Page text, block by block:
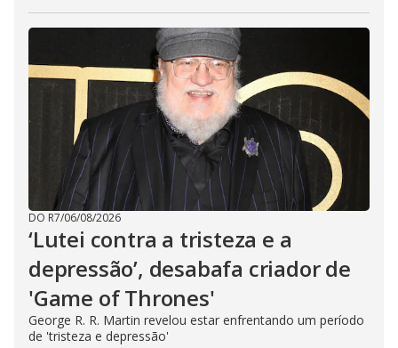
DO R7/06/08/2026
‘Lutei contra a tristeza e a
depressão’, desabafa criador de
'Game of Thrones'
George R. R. Martin revelou estar enfrentando um período
de 'tristeza e depressão'